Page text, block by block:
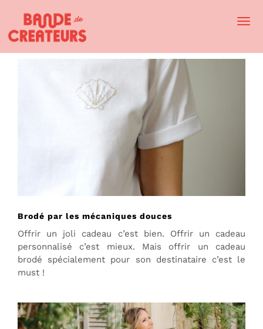
Brodé par les mécaniques douces
Offrir un joli cadeau c’est bien. Offrir un cadeau
personnalisé c’est mieux. Mais offrir un cadeau
brodé spécialement pour son destinataire c’est le
must !